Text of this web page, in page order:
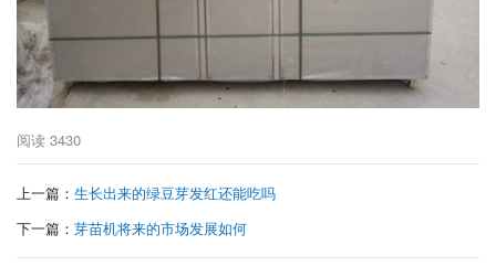
阅读 3430
上一篇： 生长出来的绿豆芽发红还能吃吗
下一篇： 芽苗机将来的市场发展如何